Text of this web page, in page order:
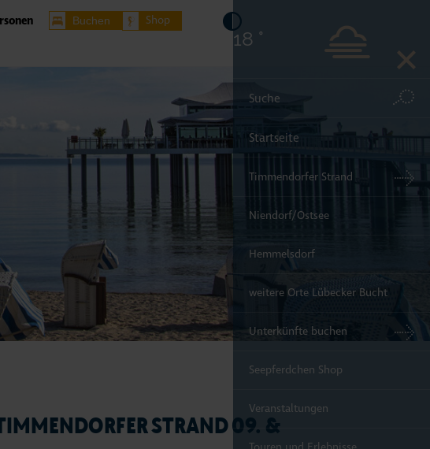
Buchen Shop
18 °
Startseite
Timmendorfer Strand
Niendorf/Ostsee
Hemmelsdorf
weitere Orte Lübecker Bucht
Unterkünfte buchen
Seepferdchen Shop
Veranstaltungen
STRAND 09. &